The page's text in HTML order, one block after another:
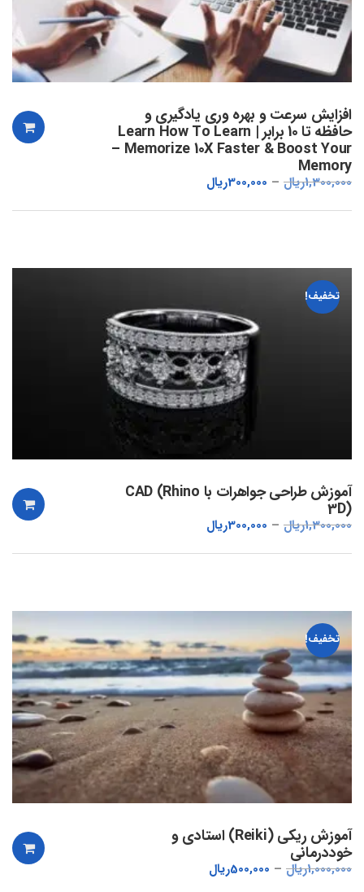
افزایش سرعت و بهره وری یادگیری و
حافظه تا 10 برابر | Learn How To Learn
– Memorize 10X Faster & Boost Your
Memory
1,300,000ریال 300,000ریال
تخفیف!
آموزش طراحی جواهرات با CAD (Rhino
3D)
1,300,000ریال 300,000ریال
تخفیف!
آموزش ریکی (Reiki) استادی و
خوددرمانی
1,000,000ریال 500,000ریال